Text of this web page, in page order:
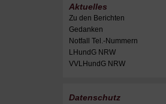
Aktuelles
Zu den Berichten
Gedanken
Notfall Tel.-Nummern
LHundG NRW
VVLHundG NRW
Datenschutz